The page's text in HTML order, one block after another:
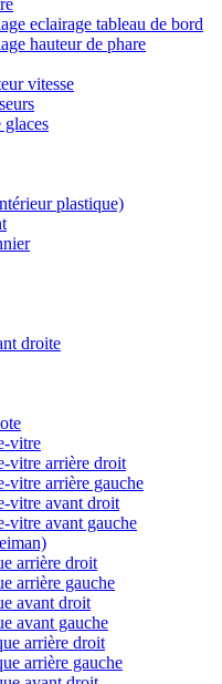
eclairage tableau de bord
hauteur de phare
vitesse
glaces
plastique)
droite
vitre
vitre arrière droit
vitre arrière gauche
vitre avant droit
vitre avant gauche
arrière droit
arrière gauche
avant droit
avant gauche
arrière droit
arrière gauche